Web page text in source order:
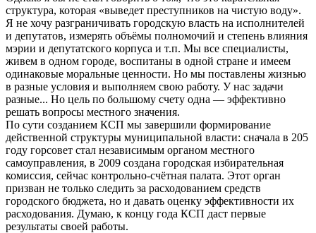
структура, которая «выведет преступников на чистую воду».
Я не хочу разграничивать городскую власть на исполнителей
и депутатов, измерять объёмы полномочий и степень влияния
мэрии и депутатского корпуса и т.п. Мы все специалисты,
живем в одном городе, воспитаны в одной стране и имеем
одинаковые моральные ценности. Но мы поставлены жизнью
в разные условия и выполняем свою работу. У нас задачи
разные... Но цель по большому счету одна — эффективно
решать вопросы местного значения.
По сути созданием КСП мы завершили формирование
действенной структуры муниципальной власти: сначала в 205
году горсовет стал независимым органом местного
самоуправления, в 2009 создана городская избирательная
комиссия, сейчас контрольно-счётная палата. Этот орган
призван не только следить за расходованием средств
городского бюджета, но и давать оценку эффективности их
расходования. Думаю, к концу года КСП даст первые
результаты своей работы.